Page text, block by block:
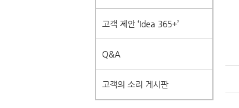
고객 제안 ‘Idea 365+’
Q&A
고객의 소리 게시판